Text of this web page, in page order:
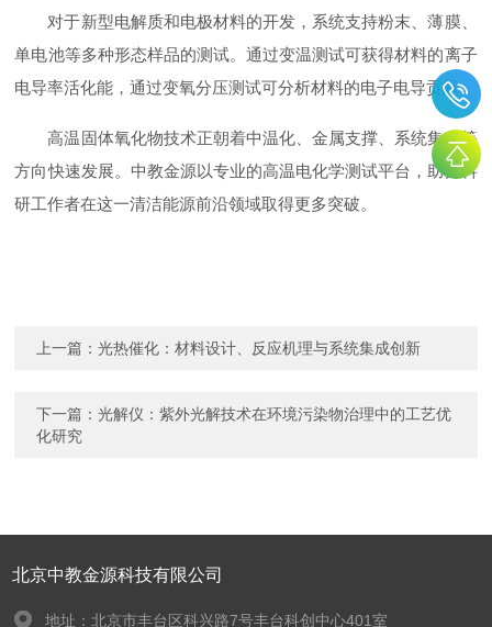
对于新型电解质和电极材料的开发，系统支持粉末、薄膜、
单电池等多种形态样品的测试。通过变温测试可获得材料的离子
电导率活化能，通过变氧分压测试可分析材料的电子电导贡献。
高温固体氧化物技术正朝着中温化、金属支撑、系统集成等
方向快速发展。中教金源以专业的高温电化学测试平台，助力科
研工作者在这一清洁能源前沿领域取得更多突破。
上一篇：光热催化：材料设计、反应机理与系统集成创新
下一篇：光解仪：紫外光解技术在环境污染物治理中的工艺优
化研究
北京中教金源科技有限公司
地址：北京市丰台区科兴路7号丰台科创中心401室